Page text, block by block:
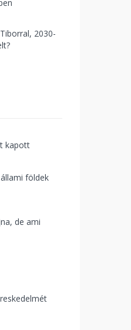
2030-
kapott
földek
de ami